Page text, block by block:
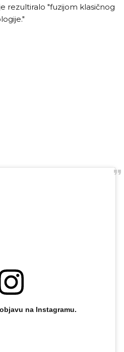
rezultiralo "fuzijom klasičnog
na Instagramu.